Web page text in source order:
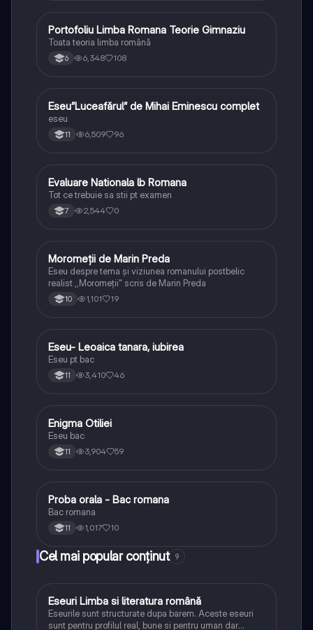
Limba și literatura română
Portofoliu Limba Romana Teorie Gimnaziu
Toata teoria limba română
6 6,348 108
Limba și literatura română
Eseu”Luceafărul” de Mihai Eminescu complet
eseu
11 6,509 96
Limba și literatura română
Evaluare Nationala lb Romana
Tot ce trebuie sa stii pt examen
7 2,544 0
Limba și literatura română
Moromeții de Marin Preda
Eseu despre tema și viziunea romanului postbelic
realist ,,Moromeții" scris de Marin Preda
10 1,101 19
Limba și literatura română
Eseu- Leoaica tanara, iubirea
Eseu pt bac
11 3,410 46
Limba și literatura română
Enigma Otiliei
Eseu bac
11 3,904 59
Limba și literatura română
Proba orala - Bac romana
Bac romana
11 1,017 10
Cel mai popular conținut 9
Limba și literatura română
Eseuri Limba si literatura română
Eseurile sunt structurate dupa barem. Aceste eseuri
sunt pentru profilul real, bune si pentru uman dar